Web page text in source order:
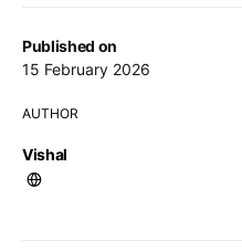
Published on
15 February 2026
AUTHOR
Vishal